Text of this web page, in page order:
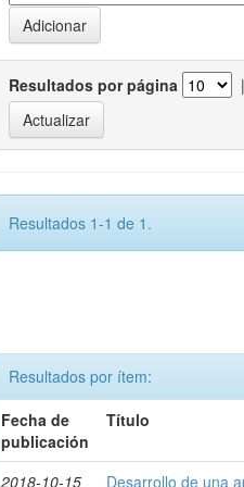
Resultados por página |
Resultados 1-1 de 1.
Resultados por ítem:
Fecha de
publicación
Título
2018-10-15 Desarrollo de una